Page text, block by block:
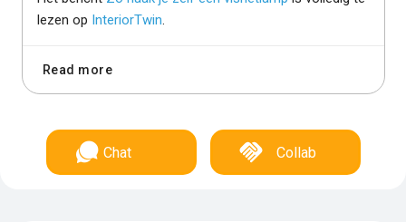
lezen op InteriorTwin
Read more
Chat Collab